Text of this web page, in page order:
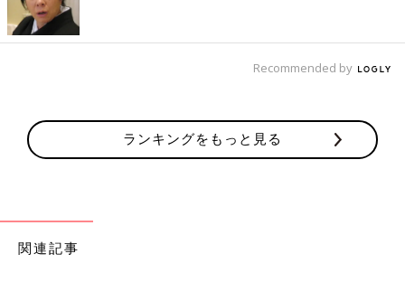
Recommended by
ランキングをもっと見る
関連記事